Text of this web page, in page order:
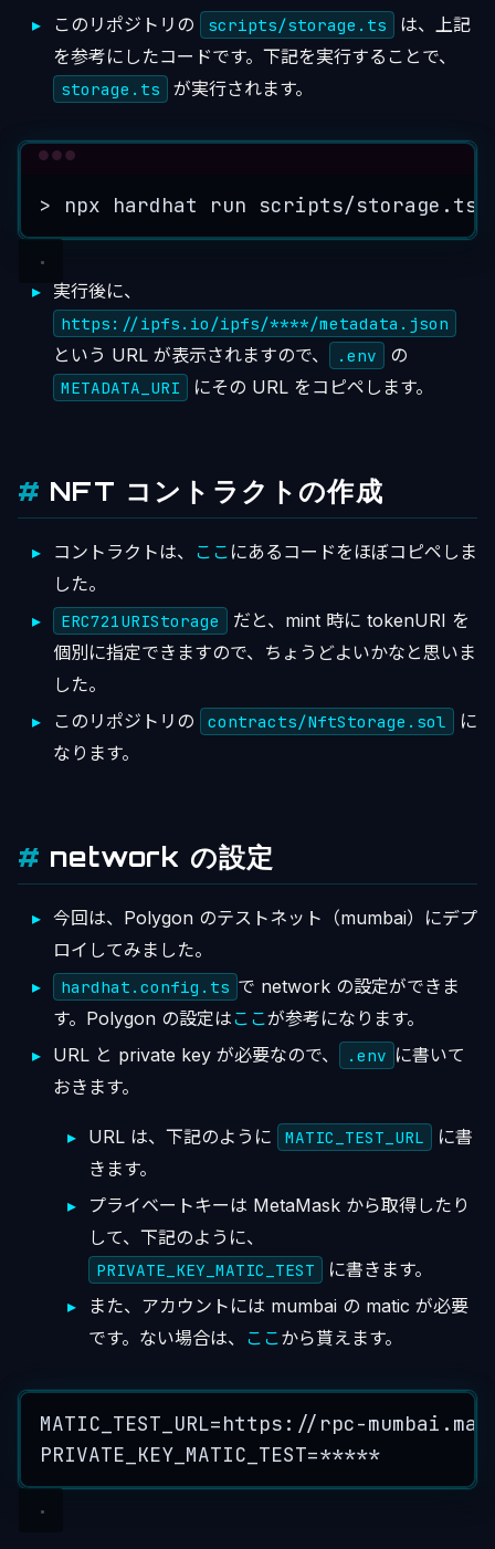
このリポジトリの
scripts/storage.ts
は、上記
を参考にしたコードです。下記を実行することで、
storage.ts が実行されます。
> npx hardhat run scripts/storage.ts
実行後に、
https://ipfs.io/ipfs/****/metadata.json
という URL が表示されますので、 .env の
METADATA_URI にその URL をコピペします。
NFT コントラクトの作成
コントラクトは、 ここ にあるコードをほぼコピペしま
した。
ERC721URIStorage
だと、mint 時に tokenURI を
個別に指定できますので、ちょうどよいかなと思いま
した。
このリポジトリの
contracts/NftStorage.sol
に
なります。
network の設定
今回は、Polygon のテストネット（mumbai）にデプ
ロイしてみました。
hardhat.config.ts で network の設定ができま
す。Polygon の設定は ここが参考になります。
URL と private key が必要なので、
.env に書いて
おきます。
URL は、下記のように MATIC_TEST_URL
に書
きます。
プライベートキーは MetaMask から取得したり
して、下記のように、
PRIVATE_KEY_MATIC_TEST
に書きます。
また、アカウントには mumbai の matic が必要
です。ない場合は、
ここから貰えます。
MATIC_TEST_URL=https://rpc-
PRIVATE_KEY_MATIC_TEST=*****